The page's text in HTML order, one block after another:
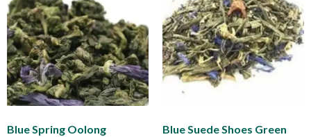
Blue Spring Oolong Blue Suede Shoes Green